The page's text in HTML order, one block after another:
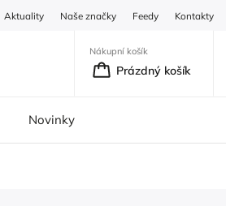
Aktuality Naše značky Feedy Kontakty
Nákupní košík
Prázdný košík
Novinky